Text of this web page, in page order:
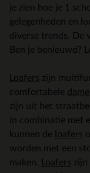
je zien hoe je 1
gelegenheden en
diverse trends. De
Ben je benieuwd?
Loafers zijn
comfortabele
zijn uit het
in combinatie met
kunnen de
loafers
worden met een
maken.
Loafers zijn